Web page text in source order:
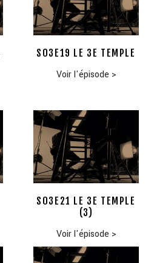
S03E19 LE 3E TEMPLE
Voir l'épisode >
S03E21 LE 3E TEMPLE
(3)
Voir l'épisode >